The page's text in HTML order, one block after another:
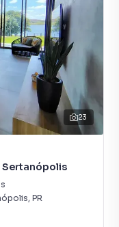
23
Sertanópolis
, PR